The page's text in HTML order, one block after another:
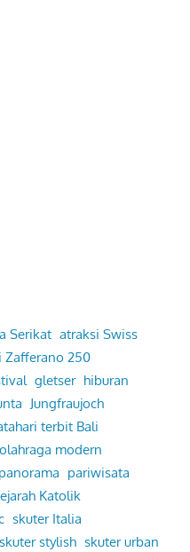
Serikat atraksi Swiss
Zafferano 250
gletser hiburan
Jungfraujoch
terbit Bali
olahraga modern
panorama pariwisata
Katolik
skuter Italia
skuter stylish skuter urban